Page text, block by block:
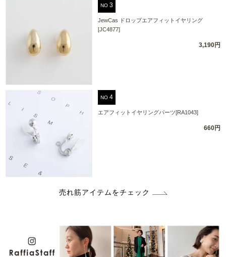
NO
JewCas ドロップエアフィットイヤリング
[JC4877]
3,190円
NO
エアフィットイヤリングパーツ[RA1043]
660円
売れ筋アイテムをチェック